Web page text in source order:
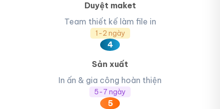
Duyệt maket
Team thiết kế làm file in
1-2 ngày
4
Sản xuất
In ấn & gia công hoàn thiện
5-7 ngày
5